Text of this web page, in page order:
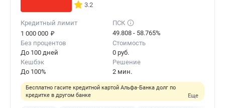
3.2
Кредитный лимит
1 000 000 ₽
ПСК
49.808 - 58.765%
Без процентов
До 100 дней
Стоимость
0 руб.
Кешбэк
До 100%
Решение
2 мин.
Бесплатно гасите кредитной картой Альфа‑Банка долг по
кредитке в другом банке
Еще